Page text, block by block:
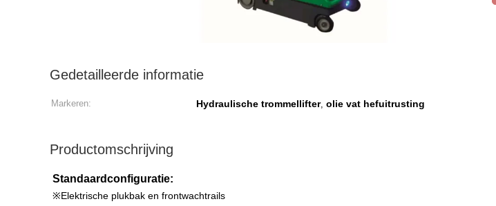
Gedetailleerde informatie
Markeren: Hydraulische trommellifter, olie vat hefuitrusting
Productomschrijving
Standaardconfiguratie:
※Elektrische plukbak en frontwachtrails